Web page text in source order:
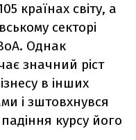
країнах світу, а
секторі
Однак
значний ріст
в інших
і зштовхнувся
курсу його